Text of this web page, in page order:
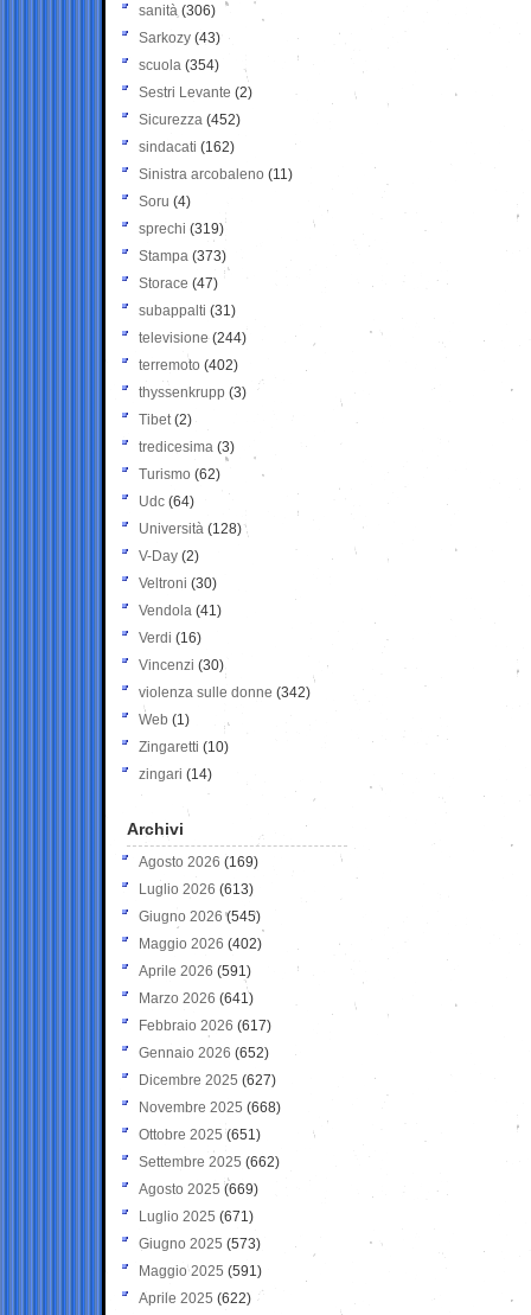
sanità (306)
Sarkozy (43)
scuola (354)
Sestri Levante (2)
Sicurezza (452)
sindacati (162)
Sinistra arcobaleno (11)
Soru (4)
sprechi (319)
Stampa (373)
Storace (47)
subappalti (31)
televisione(244)
terremoto (402)
thyssenkrupp (3)
Tibet(2)
tredicesima (3)
Turismo (62)
Udc (64)
Università (128)
V-Day (2)
Veltroni (30)
Vendola (41)
Verdi (16)
Vincenzi (30)
violenza sulle donne (342)
Web (1)
Zingaretti (10)
zingari (14)
Archivi
Agosto 2026 (169)
Luglio 2026 (613)
Giugno 2026 (545)
Maggio 2026 (402)
Aprile 2026 (591)
Marzo 2026 (641)
Febbraio 2026 (617)
Gennaio 2026 (652)
Dicembre 2025 (627)
Novembre 2025 (668)
Ottobre 2025 (651)
Settembre 2025 (662)
Agosto 2025 (669)
Luglio 2025 (671)
Giugno 2025 (573)
Maggio 2025 (591)
Aprile 2025 (622)